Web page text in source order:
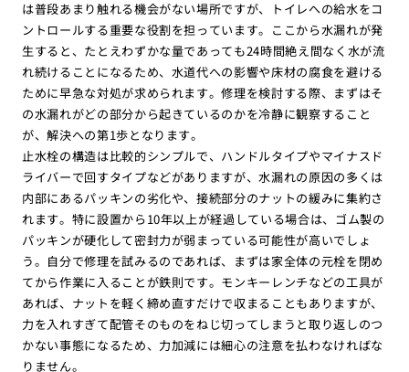
は普段あまり触れる機会がない場所ですが、トイレへの給水をコ
ントロールする重要な役割を担っています。ここから水漏れが発
生すると、たとえわずかな量であっても24時間絶え間なく水が流
れ続けることになるため、水道代への影響や床材の腐食を避ける
ために早急な対処が求められます。修理を検討する際、まずはそ
の水漏れがどの部分から起きているのかを冷静に観察すること
が、解決への第1歩となります。
止水栓の構造は比較的シンプルで、ハンドルタイプやマイナスド
ライバーで回すタイプなどがありますが、水漏れの原因の多くは
内部にあるパッキンの劣化や、接続部分のナットの緩みに集約さ
れます。特に設置から10年以上が経過している場合は、ゴム製の
パッキンが硬化して密封力が弱まっている可能性が高いでしょ
う。自分で修理を試みるのであれば、まずは家全体の元栓を閉め
てから作業に入ることが鉄則です。モンキーレンチなどの工具が
あれば、ナットを軽く締め直すだけで収まることもありますが、
力を入れすぎて配管そのものをねじ切ってしまうと取り返しのつ
かない事態になるため、力加減には細心の注意を払わなければな
りません。